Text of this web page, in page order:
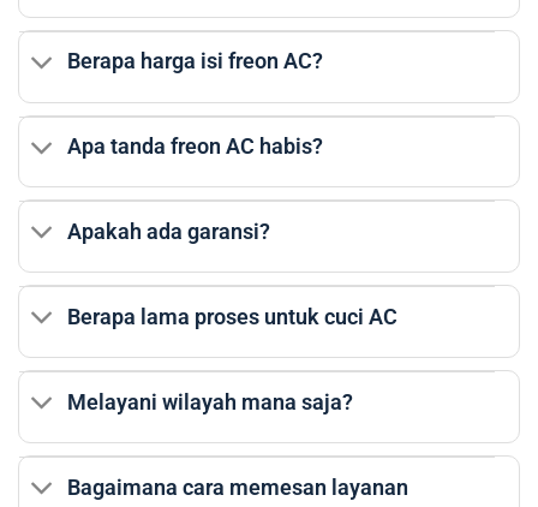
Berapa harga isi freon AC?
Apa tanda freon AC habis?
Apakah ada garansi?
Berapa lama proses untuk cuci AC
Melayani wilayah mana saja?
Bagaimana cara memesan layanan